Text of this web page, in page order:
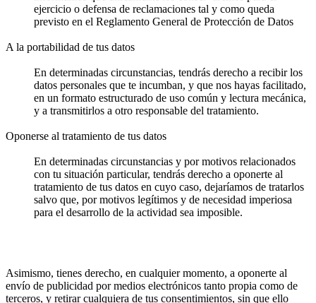
ejercicio o defensa de reclamaciones tal y como queda
previsto en el Reglamento General de Protección de Datos
A la portabilidad de tus datos
En determinadas circunstancias, tendrás derecho a recibir los
datos personales que te incumban, y que nos hayas facilitado,
en un formato estructurado de uso común y lectura mecánica,
y a transmitirlos a otro responsable del tratamiento.
Oponerse al tratamiento de tus datos
En determinadas circunstancias y por motivos relacionados
con tu situación particular, tendrás derecho a oponerte al
tratamiento de tus datos en cuyo caso, dejaríamos de tratarlos
salvo que, por motivos legítimos y de necesidad imperiosa
para el desarrollo de la actividad sea imposible.
Asimismo, tienes derecho, en cualquier momento, a oponerte al
envío de publicidad por medios electrónicos tanto propia como de
terceros, y retirar cualquiera de tus consentimientos, sin que ello